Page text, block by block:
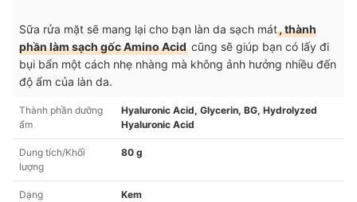
Sữa rửa mặt sẽ mang lại cho bạn làn da sạch mát, thành
phần làm sạch gốc Amino Acid cũng sẽ giúp bạn có lấy đi
bụi bẩn một cách nhẹ nhàng mà không ảnh hưởng nhiều đến
độ ẩm của làn da.
Thành phần dưỡng
ẩm
Hyaluronic Acid, Glycerin, BG, Hydrolyzed
Hyaluronic Acid
Dung tích/Khối
lượng
80 g
Dạng Kem